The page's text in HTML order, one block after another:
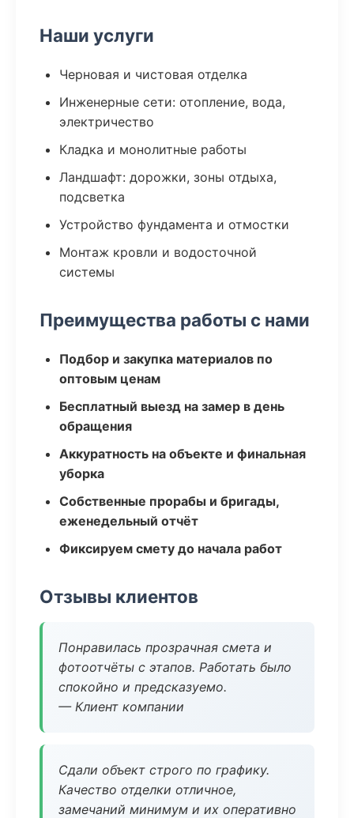
Наши услуги
Черновая и чистовая отделка
Инженерные сети: отопление, вода,
электричество
Кладка и монолитные работы
Ландшафт: дорожки, зоны отдыха,
подсветка
Устройство фундамента и отмостки
Монтаж кровли и водосточной
системы
Преимущества работы с нами
Подбор и закупка материалов по
оптовым ценам
Бесплатный выезд на замер в день
обращения
Аккуратность на объекте и финальная
уборка
Собственные прорабы и бригады,
еженедельный отчёт
Фиксируем смету до начала работ
Отзывы клиентов
Понравилась прозрачная смета и
фотоотчёты с этапов. Работать было
спокойно и предсказуемо.
— Клиент компании
Сдали объект строго по графику.
Качество отделки отличное,
замечаний минимум и их оперативно